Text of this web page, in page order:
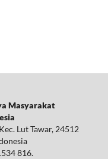
Masyarakat
Lut Tawar, 24512
816.